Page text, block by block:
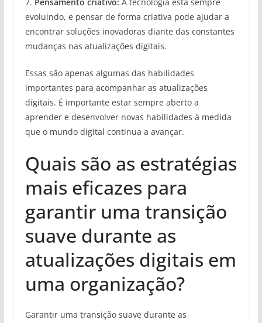
evoluindo, e pensar de forma criativa pode ajudar a
encontrar soluções inovadoras diante das constantes
mudanças nas atualizações digitais.
Essas são apenas algumas das habilidades
importantes para acompanhar as atualizações
digitais. É importante estar sempre aberto a
aprender e desenvolver novas habilidades à medida
que o mundo digital continua a avançar.
Quais são as estratégias
mais eficazes para
garantir uma transição
suave durante as
atualizações digitais em
uma organização?
Garantir uma transição suave durante as